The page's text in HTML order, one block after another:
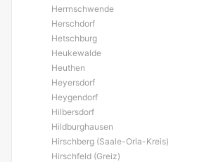
Herrnschwende
Herschdorf
Hetschburg
Heukewalde
Heuthen
Heyersdorf
Heygendorf
Hilbersdorf
Hildburghausen
Hirschberg (Saale-Orla-Kreis)
Hirschfeld (Greiz)